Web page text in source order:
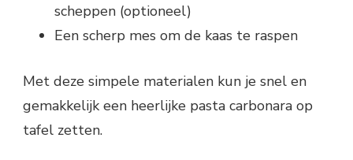
scheppen (optioneel)
Een scherp mes om de kaas te raspen
Met deze simpele materialen kun je snel en
gemakkelijk een heerlijke pasta carbonara op
tafel zetten.